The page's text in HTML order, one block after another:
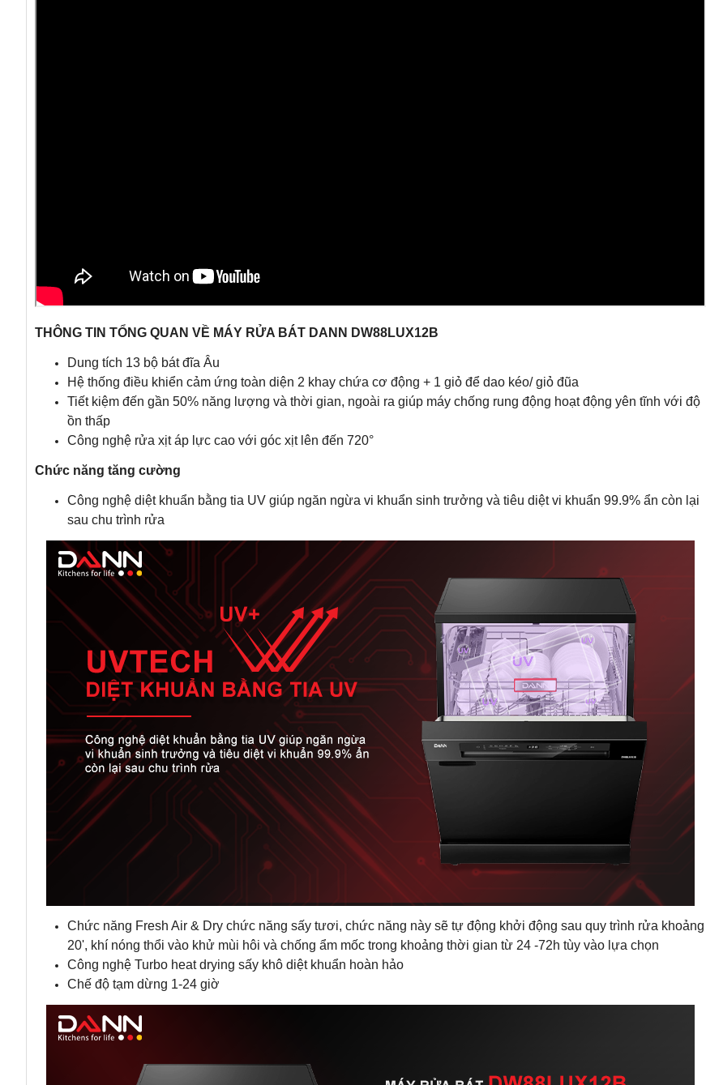
THÔNG TIN TỔNG QUAN VỀ MÁY RỬA BÁT DANN DW88LUX12B
Dung tích 13 bộ bát đĩa Âu
Hệ thống điều khiển cảm ứng toàn diện 2 khay chứa cơ động + 1 giỏ để dao kéo/ giỏ đũa
Tiết kiệm đến gần 50% năng lượng và thời gian, ngoài ra giúp máy chống rung động hoạt động yên tĩnh với độ
ồn thấp
Công nghệ rửa xịt áp lực cao với góc xịt lên đến 720°
Chức năng tăng cường
Công nghệ diệt khuẩn bằng tia UV giúp ngăn ngừa vi khuẩn sinh trưởng và tiêu diệt vi khuẩn 99.9% ẩn còn lại
sau chu trình rửa
Chức năng Fresh Air & Dry chức năng sấy tươi, chức năng này sẽ tự động khởi động sau quy trình rửa khoảng
20', khí nóng thổi vào khử mùi hôi và chống ẩm mốc trong khoảng thời gian từ 24 -72h tùy vào lựa chọn
Công nghệ Turbo heat drying sấy khô diệt khuẩn hoàn hảo
Chế độ tạm dừng 1-24 giờ